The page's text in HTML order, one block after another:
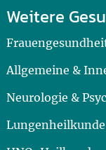
Weitere
Allgemeine &
Neurologie &
Lungenheilkunde